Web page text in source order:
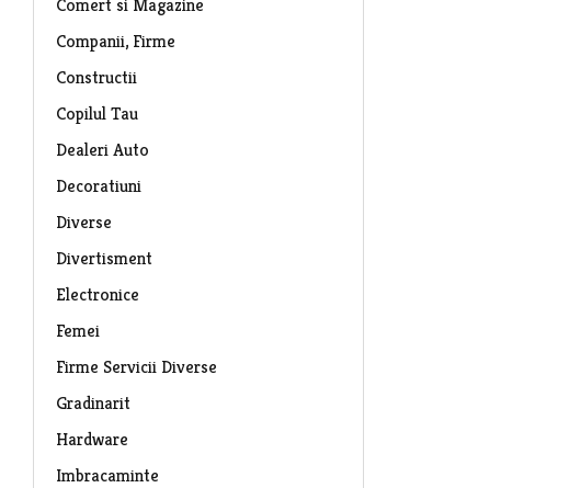
Comert si Magazine
Companii, Firme
Constructii
Copilul Tau
Dealeri Auto
Decoratiuni
Diverse
Divertisment
Electronice
Femei
Firme Servicii Diverse
Gradinarit
Hardware
Imbracaminte